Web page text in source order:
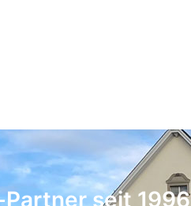
Partner seit 1996